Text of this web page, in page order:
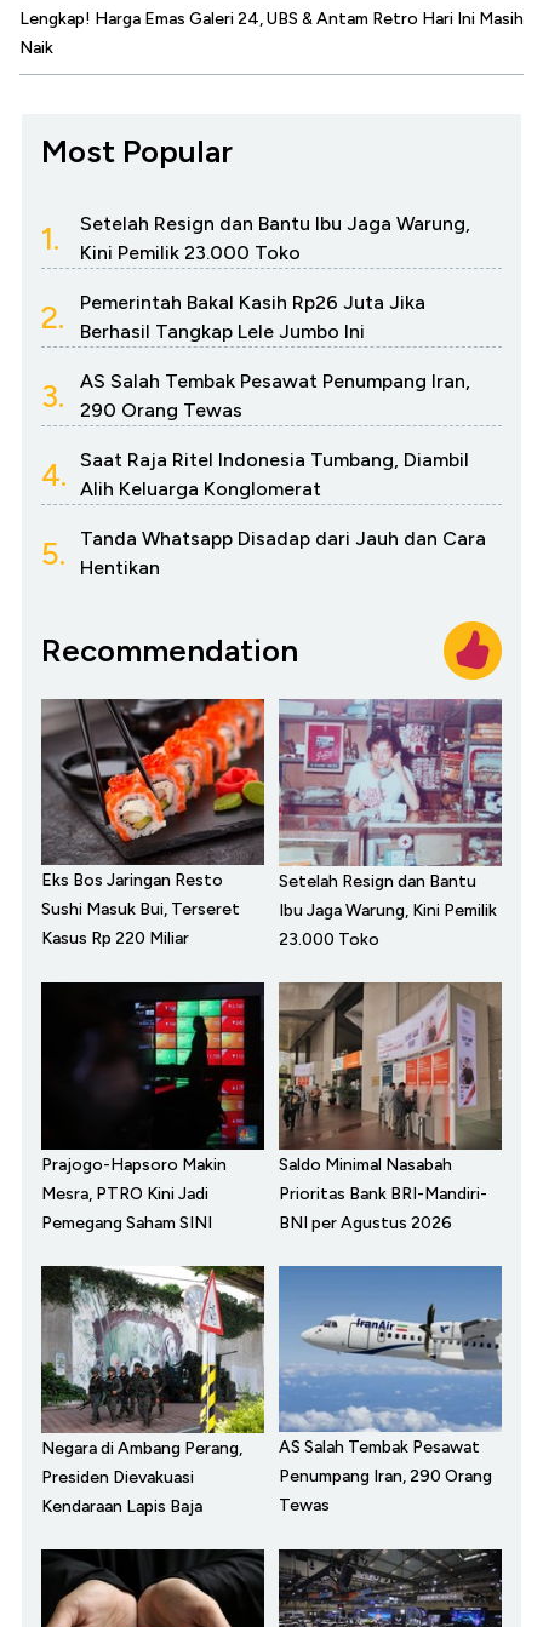
Lengkap! Harga Emas Galeri 24, UBS & Antam Retro Hari Ini Masih
Naik
Most Popular
1.
Setelah Resign dan Bantu Ibu Jaga Warung,
Kini Pemilik 23.000 Toko
2.
Pemerintah Bakal Kasih Rp26 Juta Jika
Berhasil Tangkap Lele Jumbo Ini
3.
AS Salah Tembak Pesawat Penumpang Iran,
290 Orang Tewas
4.
Saat Raja Ritel Indonesia Tumbang, Diambil
Alih Keluarga Konglomerat
5.
Tanda Whatsapp Disadap dari Jauh dan Cara
Hentikan
Recommendation
Eks Bos Jaringan Resto
Sushi Masuk Bui, Terseret
Kasus Rp 220 Miliar
Setelah Resign dan Bantu
Ibu Jaga Warung, Kini Pemilik
23.000 Toko
Prajogo-Hapsoro Makin
Mesra, PTRO Kini Jadi
Pemegang Saham SINI
Saldo Minimal Nasabah
Prioritas Bank BRI-Mandiri-
BNI per Agustus 2026
Negara di Ambang Perang,
Presiden Dievakuasi
Kendaraan Lapis Baja
AS Salah Tembak Pesawat
Penumpang Iran, 290 Orang
Tewas